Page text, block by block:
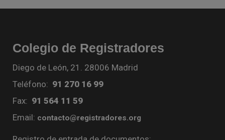
Colegio de Registradores
Diego de León, 21. 28006 Madrid
Teléfono: 91 270 16 99
Fax: 91 564 11 59
Email: contacto@registradores.org